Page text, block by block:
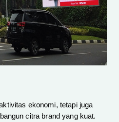
ekonomi, tetapi juga
citra brand yang kuat.